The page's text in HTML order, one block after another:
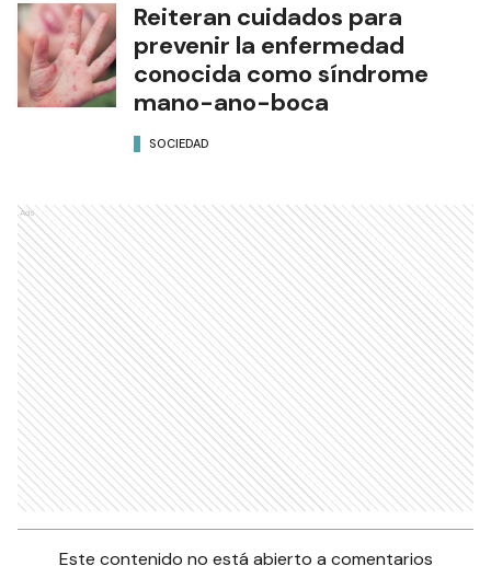
Reiteran cuidados para
prevenir la enfermedad
conocida como síndrome
mano-ano-boca
SOCIEDAD
Ads
Este contenido no está abierto a comentarios